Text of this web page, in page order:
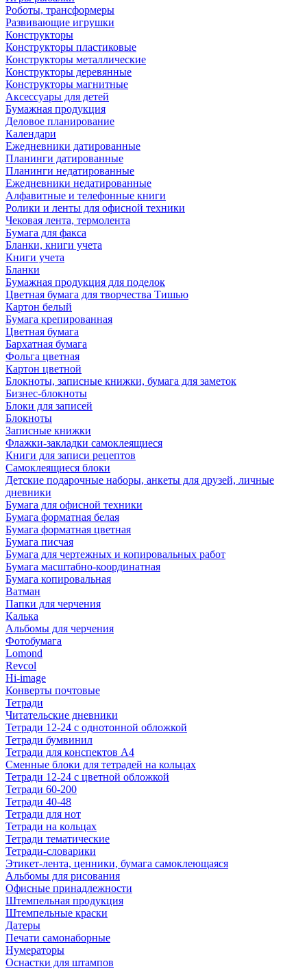
Роботы, трансформеры
Развивающие игрушки
Конструкторы
Конструкторы пластиковые
Конструкторы металлические
Конструкторы деревянные
Конструкторы магнитные
Аксессуары для детей
Бумажная продукция
Деловое планирование
Календари
Ежедневники датированные
Планинги датированные
Планинги недатированные
Ежедневники недатированные
Алфавитные и телефонные книги
Ролики и ленты для офисной техники
Чековая лента, термолента
Бумага для факса
Бланки, книги учета
Книги учета
Бланки
Бумажная продукция для поделок
Цветная бумага для творчества Тишью
Картон белый
Бумага крепированная
Цветная бумага
Бархатная бумага
Фольга цветная
Картон цветной
Блокноты, записные книжки, бумага для заметок
Бизнес-блокноты
Блоки для записей
Блокноты
Записные книжки
Флажки-закладки самоклеящиеся
Книги для записи рецептов
Самоклеящиеся блоки
Детские подарочные наборы, анкеты для друзей, личные
дневники
Бумага для офисной техники
Бумага форматная белая
Бумага форматная цветная
Бумага писчая
Бумага для чертежных и копировальных работ
Бумага масштабно-координатная
Бумага копировальная
Ватман
Папки для черчения
Калька
Альбомы для черчения
Фотобумага
Lomond
Revcol
Hi-image
Конверты почтовые
Тетради
Читательские дневники
Тетради 12-24 с однотонной обложкой
Тетради бумвинил
Тетради для конспектов А4
Сменные блоки для тетрадей на кольцах
Тетради 12-24 с цветной обложкой
Тетради 60-200
Тетради 40-48
Тетради для нот
Тетради на кольцах
Тетради тематические
Тетради-словарики
Этикет-лента, ценники, бумага самоклеющаяся
Альбомы для рисования
Офисные принадлежности
Штемпельная продукция
Штемпельные краски
Датеры
Печати самонаборные
Нумераторы
Оснастки для штампов